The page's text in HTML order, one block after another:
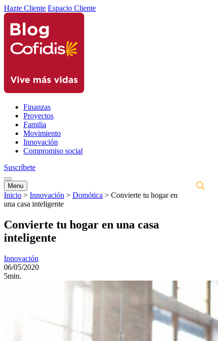
Hazte Cliente Espacio Cliente
Finanzas
Proyectos
Familia
Movimiento
Innovación
Compromiso social
Suscríbete
Menu
Inicio > Innovación > Domótica > Convierte tu hogar en
una casa inteligente
Convierte tu hogar en una casa
inteligente
Innovación
06/05/2020
5min.